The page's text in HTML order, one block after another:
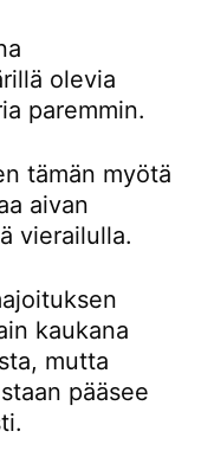
olevia
paremmin.
tämän myötä
aivan
vierailulla.
kaukana
mutta
pääsee